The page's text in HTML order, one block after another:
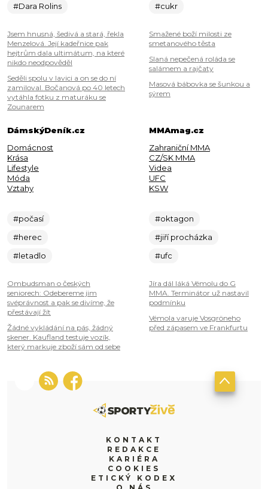
#Dara Rolins
Jsem hnusná, šedivá a stará, řekla
Menzelová. Její kadeřnice pak
hejtrům dala ultimátum, na které
nikdo neodpověděl
Seděli spolu v lavici a on se do ní
zamiloval. Bočanová po 40 letech
vytáhla fotku z maturáku se
Zounarem
#cukr
Smažené boží milosti ze
smetanového těsta
Slaná nepečená roláda se
salámem a rajčaty
Masová bábovka se šunkou a
sýrem
DámskýDeník.cz
Domácnost
Krása
Lifestyle
Móda
Vztahy
#počasí
#herec
#letadlo
Ombudsman o českých
seniorech: Odebereme jim
svéprávnost a pak se divíme, že
přestávají žít
Žádné vykládání na pás, žádný
skener. Kaufland testuje vozík,
který markuje zboží sám od sebe
MMAmag.cz
Zahraniční MMA
CZ/SK MMA
Videa
UFC
KSW
#oktagon
#jiří procházka
#ufc
Jíra dál láká Vémolu do G
MMA. Terminátor už nastavil
podmínku
Vémola varuje Vosgröneho
před zápasem ve Frankfurtu
KONTAKT
REDAKCE
KARIÉRA
COOKIES
ETICKÝ KODEX